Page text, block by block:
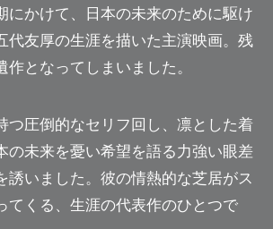
にかけて、日本の未来のために駆け
代友厚の生涯を描いた主演映画。残
作となってしまいました。
つ圧倒的なセリフ回し、凛とした着
の未来を憂い希望を語る力強い眼差
誘いました。彼の情熱的な芝居がス
てくる、生涯の代表作のひとつで